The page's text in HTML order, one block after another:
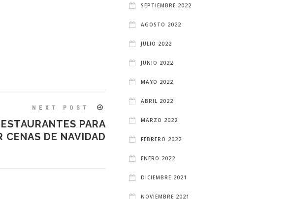
NEXT POST
PARA
CENAS DE NAVIDAD
SEPTIEMBRE 2022
AGOSTO 2022
JULIO 2022
JUNIO 2022
MAYO 2022
ABRIL 2022
MARZO 2022
FEBRERO 2022
ENERO 2022
DICIEMBRE 2021
NOVIEMBRE 2021